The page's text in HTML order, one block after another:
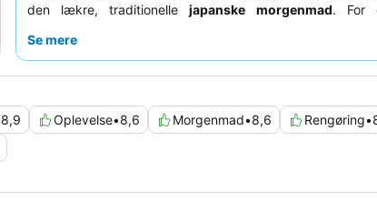
den lækre, traditionellejapanske morgenmad. For
udsigt over byen
Se mere
8,9 Oplevelse•8,6 Morgenmad•8,6 Rengøring•